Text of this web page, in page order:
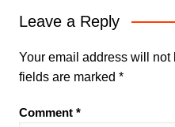
Leave a Reply
Your email address will not
fields are marked *
Comment *